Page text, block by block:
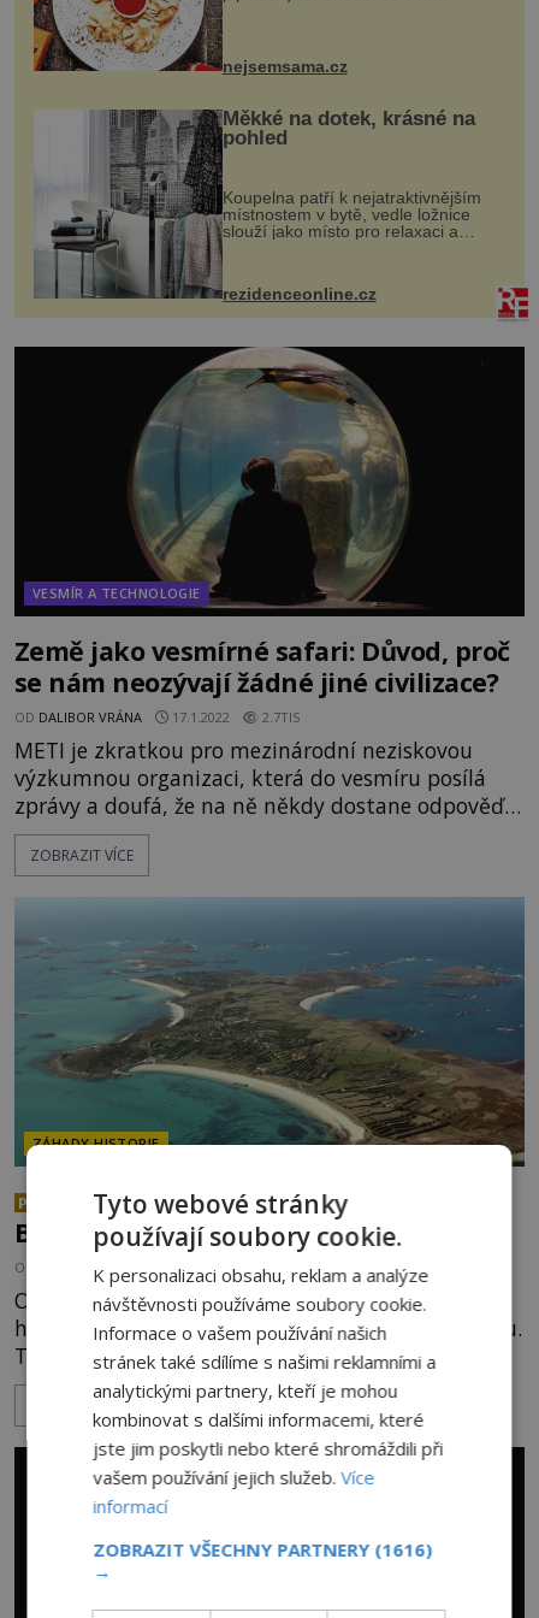
evropské a asijské chutě a díky tomu
vznikají rozmanité a chuťově bohaté
pokrmy, které rozhodně st...
nejsemsama.cz
Měkké na dotek, krásné na
pohled
Koupelna patří k nejatraktivnějším
místnostem v bytě, vedle ložnice
slouží jako místo pro relaxaci a
odpočinek. Koupelnový textil –
ručníky, osušky a koberečky –
mohou jako mávnutím kouzelného
proutku...
rezidenceonline.cz
VESMÍR A TECHNOLOGIE
Země jako vesmírné safari: Důvod, proč
se nám neozývají žádné jiné civilizace?
OD DALIBOR VRÁNA 17.1.2022 2.7TIS
METI je zkratkou pro mezinárodní neziskovou
výzkumnou organizaci, která do vesmíru posílá
zprávy a doufá, že na ně někdy dostane odpověď.
A právě skutečnost, že jsme přes veškerou snahu
nedostali z těch miliard hvězd a galaxií vůbec
prochází po zoologické zahradě: „Podívejt
ZOBRAZIT VÍCE
ZÁHADY HISTORIE
PREMIUM
Bájná země Lyonesse: Atlantida
Britských ostrovů
OD FILIP APPL 17.1.2022 2.9TIS
Odvážný král Artuš, mocný čaroděj Merlin a bájný
hrad Camelot, kde se scházeli rytíři kulatého stolu.
To vše patří do legendy, kterou zná bezpochyby
téměř každý. Už jen málo lidí však tuší, že s ní
souvisí ještě jiný, mnohem méně známý příběh.
Příběh o tajemném království Lyonesse. V malé
pracovně osvětlené svíčkami sedí zamyšlený
anglický učenec Richa
ZOBRAZIT VÍCE
Tyto webové stránky
používají soubory cookie.
K personalizaci obsahu, reklam a analýze
návštěvnosti používáme soubory cookie.
Informace o vašem používání našich
stránek také sdílíme s našimi reklamními a
analytickými partnery, kteří je mohou
kombinovat s dalšími informacemi, které
jste jim poskytli nebo které shromáždili při
vašem používání jejich služeb.Více
informací
ZOBRAZIT VŠECHNY PARTNERY (1616)
→